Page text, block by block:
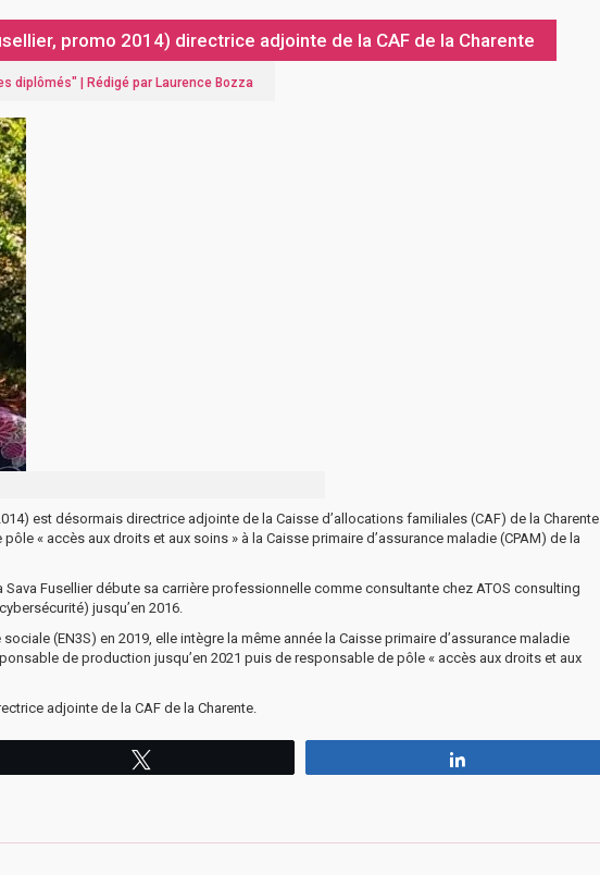
promo 2014) directrice adjointe de la CAF de la Charente
diplômés" | Rédigé par Laurence Bozza
est désormais directrice adjointe de la Caisse d’allocations familiales (CAF) de la Charente.
« accès aux droits et aux soins » à la Caisse primaire d’assurance maladie (CPAM) de la
Fusellier débute sa carrière professionnelle comme consultante chez ATOS consulting
jusqu’en 2016.
(EN3S) en 2019, elle intègre la même année la Caisse primaire d’assurance maladie
de production jusqu’en 2021 puis de responsable de pôle « accès aux droits et aux
adjointe de la CAF de la Charente.